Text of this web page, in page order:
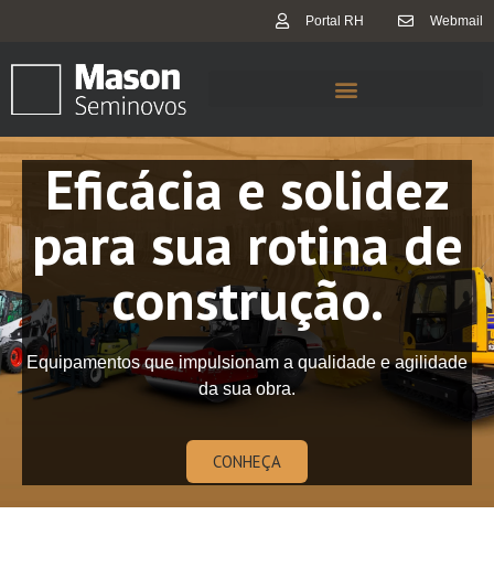
Portal RH Webmail
Eficácia e solidez
para sua rotina de
construção.
Equipamentos que impulsionam a qualidade e agilidade
da sua obra.
CONHEÇA